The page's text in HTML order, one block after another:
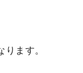
ます。